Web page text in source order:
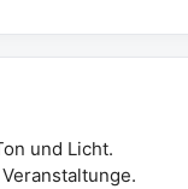
und Licht.